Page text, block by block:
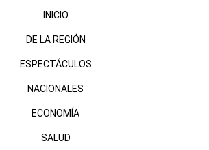
INICIO
DE LA REGIÓN
ESPECTÁCULOS
NACIONALES
ECONOMÍA
SALUD